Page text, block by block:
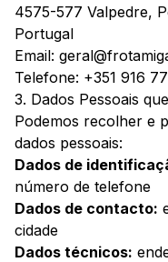
4575-577 Valpedre,
Portugal
Email:
Telefone: +351 916
3. Dados Pessoais
Podemos recolher e
dados pessoais:
Dados de
número de telefone
Dados de contacto:
cidade
Dados técnicos: